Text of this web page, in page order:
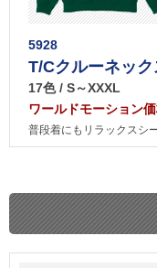
5928
T/Cクルーネック
17色 / S～XXXL
ワールドモーション
普段着にもリラックスシ